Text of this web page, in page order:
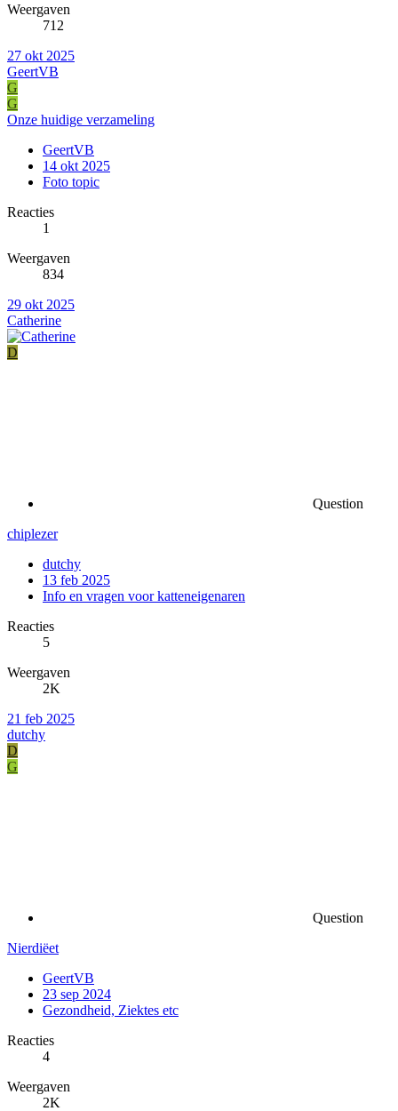
Weergaven
712
27 okt 2025
GeertVB
G
G
Onze huidige verzameling
GeertVB
14 okt 2025
Foto topic
Reacties
1
Weergaven
834
29 okt 2025
Catherine
D
Question
chiplezer
dutchy
13 feb 2025
Info en vragen voor katteneigenaren
Reacties
5
Weergaven
2K
21 feb 2025
dutchy
D
G
Question
Nierdiëet
GeertVB
23 sep 2024
Gezondheid, Ziektes etc
Reacties
4
Weergaven
2K